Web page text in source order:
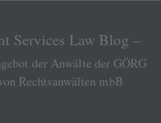
Services Law Blog –
der Anwälte der GÖRG
Rechtsanwälten mbB